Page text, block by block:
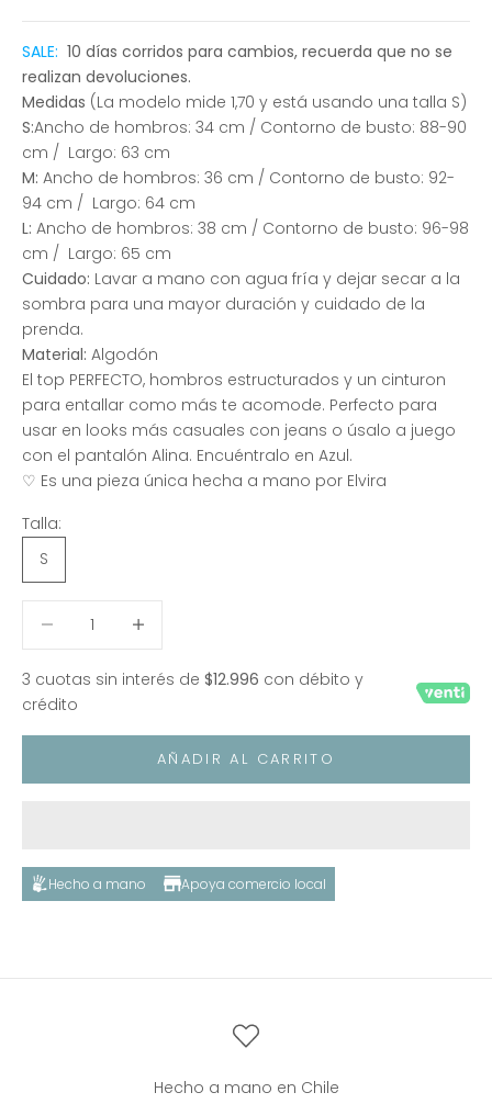
SALE: 10 días corridos para cambios, recuerda que no se
realizan devoluciones.
Medidas (La modelo mide 1,70 y está usando una talla S)
S:Ancho de hombros: 34 cm / Contorno de busto: 88-90
cm / Largo: 63 cm
M: Ancho de hombros: 36 cm / Contorno de busto: 92-
94 cm / Largo: 64 cm
L: Ancho de hombros: 38 cm / Contorno de busto: 96-98
cm / Largo: 65 cm
Cuidado: Lavar a mano con agua fría y dejar secar a la
sombra para una mayor duración y cuidado de la
prenda.
Material: Algodón
El top PERFECTO, hombros estructurados y un cinturon
para entallar como más te acomode. Perfecto para
usar en looks más casuales con jeans o úsalo a juego
con el pantalón Alina. Encuéntralo en Azul.
♡ Es una pieza única hecha a mano por Elvira
Talla:
S
3 cuotas sin interés de $12.996 con débito y
crédito
AÑADIR AL CARRITO
Hecho a mano Apoya comercio local
Hecho a mano en Chile